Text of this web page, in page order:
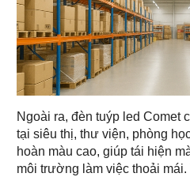
Ngoài ra, đèn tuýp led Comet
tại siêu thị, thư viện, phòng
hoàn màu cao, giúp tái hiện
môi trường làm việc thoải